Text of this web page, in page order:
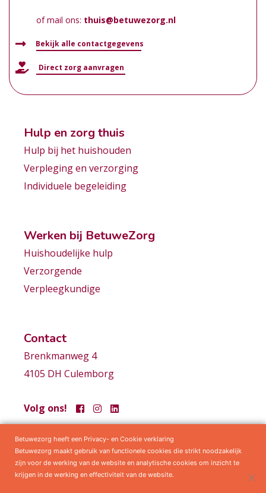
of mail ons: thuis@betuwezorg.nl
Bekijk alle contactgegevens
Direct zorg aanvragen
Hulp en zorg thuis
Hulp bij het huishouden
Verpleging en verzorging
Individuele begeleiding
Werken bij BetuweZorg
Huishoudelijke hulp
Verzorgende
Verpleegkundige
Contact
Brenkmanweg 4
4105 DH Culemborg
Volg ons!
Samenwerkingen Privacy statement Algemene voorwaarden
Betuwezorg heeft een Privacy- en Cookie verklaring
Betuwezorg maakt gebruik van functionele cookies die strikt noodzakelijk
zijn voor de werking van de website en analytische cookies om inzicht te
krijgen in de werking en effectiviteit van de website.